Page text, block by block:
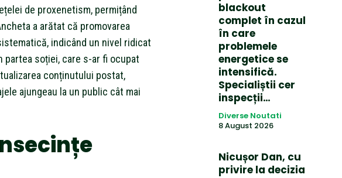
de proxenetism, permițând
a arătat că promovarea
indicând un nivel ridicat
partea soției, care s-ar fi ocupat
conținutului postat,
ajungeau la un public cât mai
blackout
complet în cazul
în care
problemele
energetice se
intensifică.
Specialiștii cer
inspecții…
Diverse Noutati
8 August 2026
Nicușor Dan, cu
privire la decizia